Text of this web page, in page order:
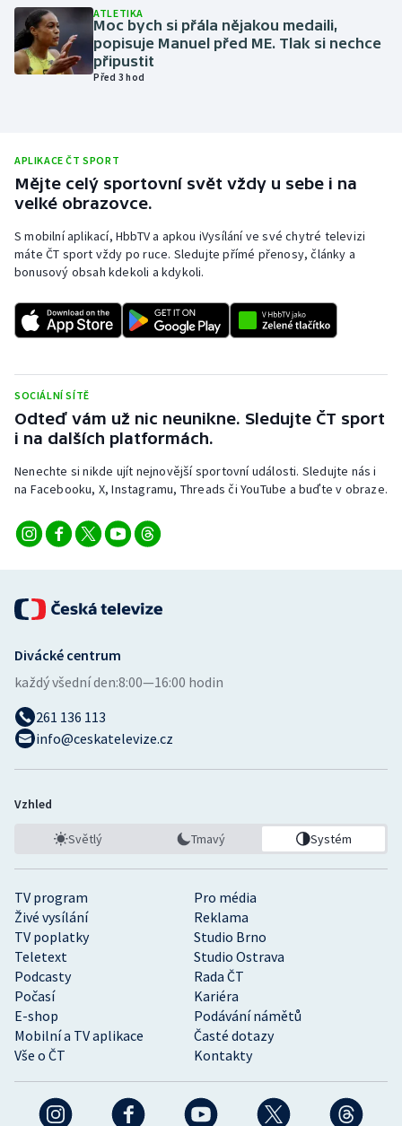
Plavání
Plážový volejbal
Rychlobruslení
Rychlostní kanoistika
Short track
Stolní tenis
Triatlon
Veslování
Vodní slalom
Ostatní
ATLETIKA
Moc bych si přála nějakou medaili,
popisuje Manuel před ME. Tlak si nechce
připustit
Před 3 hod
APLIKACE ČT SPORT
Mějte celý sportovní svět vždy u sebe i na
velké obrazovce.
S mobilní aplikací, HbbTV a apkou iVysílání ve své chytré televizi
máte ČT sport vždy po ruce. Sledujte přímé přenosy, články a
bonusový obsah kdekoli a kdykoli.
SOCIÁLNÍ SÍTĚ
Odteď vám už nic neunikne. Sledujte ČT sport
i na dalších platformách.
Nenechte si nikde ujít nejnovější sportovní události. Sledujte nás i
na Facebooku, X, Instagramu, Threads či YouTube a buďte v obraze.
TV program
Pro média
Živé vysílání
Reklama
TV poplatky
Studio Brno
Teletext
Studio Ostrava
Podcasty
Rada ČT
Počasí
Kariéra
E-shop
Podávání námětů
Mobilní a TV aplikace
Časté dotazy
Vše o ČT
Kontakty
Divácké centrum
každý všední den:8:00—16:00 hodin
261 136 113
info@ceskatelevize.cz
Vzhled
Světlý Tmavý Systém